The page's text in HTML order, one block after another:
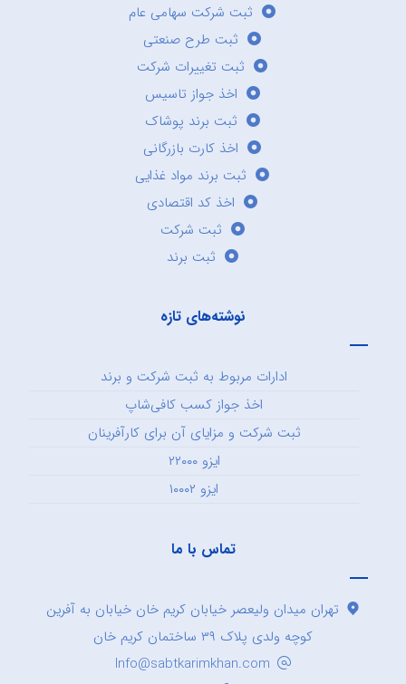
ثبت شرکت سهامی عام
ثبت طرح صنعتی
ثبت تغییرات شرکت
اخذ جواز تاسیس
ثبت برند پوشاک
اخذ کارت بازرگانی
ثبت برند مواد غذایی
اخذ کد اقتصادی
ثبت شرکت
ثبت برند
نوشته‌های تازه
ادارات مربوط به ثبت شرکت و برند
اخذ جواز کسب کافی‌شاپ
ثبت شرکت و مزایای آن برای کارآفرینان
ایزو ۲۲۰۰۰
ایزو ۱۰۰۰۲
تماس با ما
تهران میدان ولیعصر خیابان کریم خان خیابان به آفرین
کوچه ولدی پلاک ۳۹ ساختمان کریم خان
Info@sabtkarimkhan.com